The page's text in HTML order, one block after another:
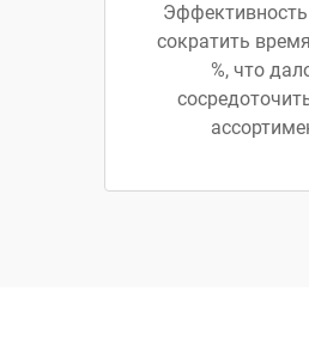
сократить
%, что